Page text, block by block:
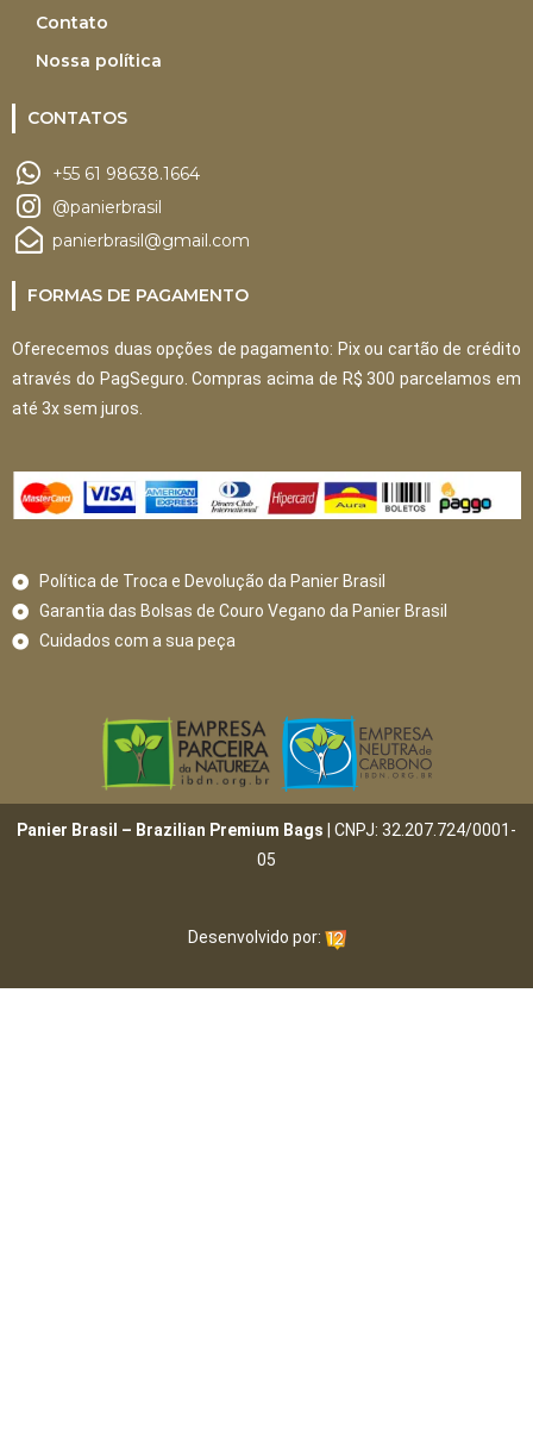
Contato
Nossa política
CONTATOS
+55 61 98638.1664
@panierbrasil
panierbrasil@gmail.com
FORMAS DE PAGAMENTO
Oferecemos duas opções de pagamento: Pix ou cartão de crédito
através do PagSeguro. Compras acima de R$ 300 parcelamos em
até 3x sem juros.
Política de Troca e Devolução da Panier Brasil
Garantia das Bolsas de Couro Vegano da Panier Brasil
Cuidados com a sua peça
Panier Brasil – Brazilian Premium Bags | CNPJ: 32.207.724/0001-
05
Desenvolvido por: